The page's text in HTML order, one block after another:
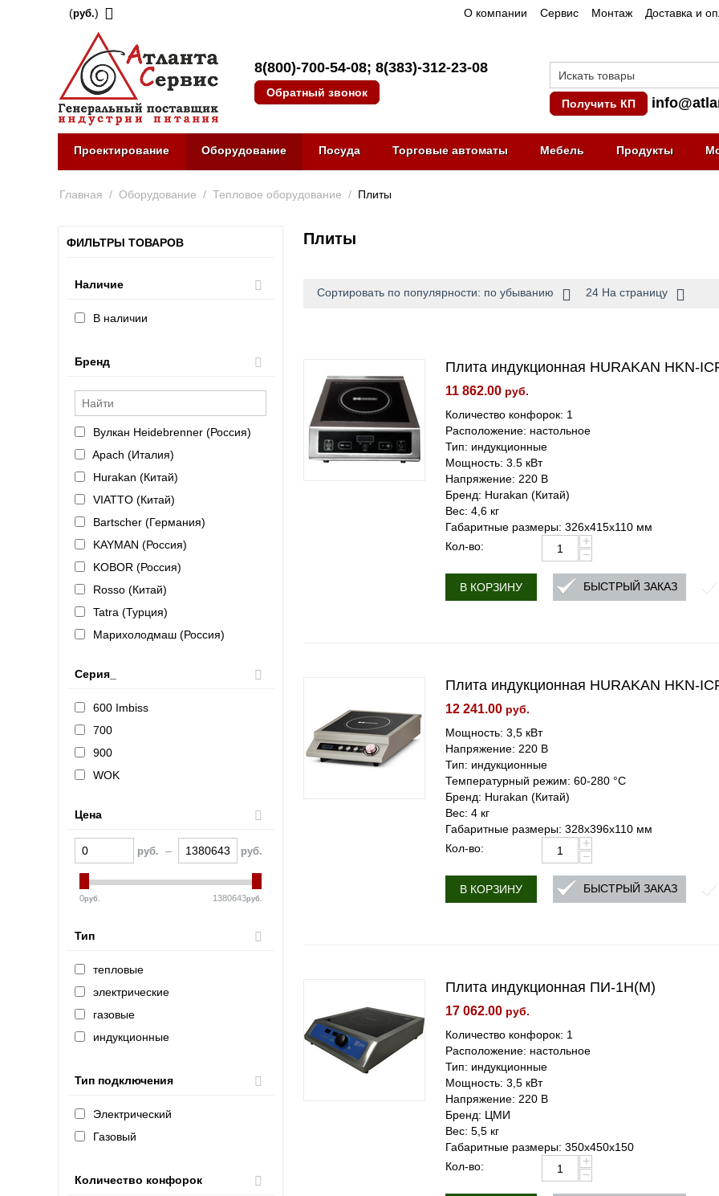
(руб.) О компании Сервис Монтаж Доставка и
8(800)-700-54-08; 8(383)-312-23-08
Обратный звонок
Получить КП
Проектирование Оборудование Посуда Торговые автоматы Мебель Продукты
Главная / Оборудование / Тепловое оборудование / Плиты
ФИЛЬТРЫ ТОВАРОВ
Наличие
В наличии
Бренд
Вулкан Heidebrenner (Россия)
Apach (Италия)
Hurakan (Китай)
VIATTO (Китай)
Bartscher (Германия)
KAYMAN (Россия)
KOBOR (Россия)
Rosso (Китай)
Tatra (Турция)
Марихолодмаш (Россия)
Abat (Чувашторгтехника)
Онега (Россия)
Челябторгтехника
ЦМИ
GASTRORAG (Китай)
GRILL MASTER
ИТЕРМА (Россия)
Техно-ТТ
Kovinastroj (Kogast)
Electrolux (Италия)
Серия_
600 Imbiss
700
900
WOK
Цена
руб. – руб.
0руб. 1380643руб.
Тип
тепловые
электрические
газовые
индукционные
Тип подключения
Электрический
Газовый
Количество конфорок
Плиты
Сортировать по популярности: по убыванию 24 На страницу
Плита индукционная HURAKAN HKN-
11 862.00 руб.
Количество конфорок: 1
Расположение: настольное
Тип: индукционные
Мощность: 3.5 кВт
Напряжение: 220 В
Бренд: Hurakan (Китай)
Вес: 4,6 кг
Габаритные размеры: 326x415x110 мм
Кол-во:
+
−
В КОРЗИНУ БЫСТРЫЙ ЗАКАЗ
Плита индукционная HURAKAN HKN-
12 241.00 руб.
Мощность: 3,5 кВт
Напряжение: 220 В
Тип: индукционные
Температурный режим: 60-280 °С
Бренд: Hurakan (Китай)
Вес: 4 кг
Габаритные размеры: 328x396x110 мм
Кол-во:
+
−
В КОРЗИНУ БЫСТРЫЙ ЗАКАЗ
Плита индукционная ПИ-1Н(М)
17 062.00 руб.
Количество конфорок: 1
Расположение: настольное
Тип: индукционные
Мощность: 3,5 кВт
Напряжение: 220 В
Бренд: ЦМИ
Вес: 5,5 кг
Габаритные размеры: 350х450х150
Кол-во:
+
−